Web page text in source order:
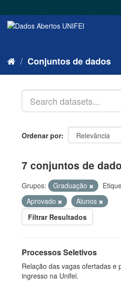
Conjuntos de dados
Ordenar por
7 conjuntos de
Grupos: Graduação
Aprovado
Alunos
Filtrar Resultados
Processos Seletivos
Relação das vagas ofertadas e
ingresso na Unifei.